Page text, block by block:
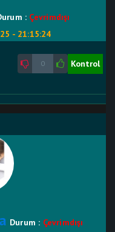
: Çevrimdışı
- 21:15:24
0 Kontrol
Durum : Çevrimdışı